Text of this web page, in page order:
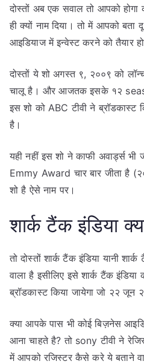
दोस्तों अब एक सवाल तो आपको
ही क्यों नाम दिया। तो में आपको बता
आइडियाज में इन्वेस्ट करने को तैयार
दोस्तों ये शो अगस्त ९, २००९ को
चालू है। और आजतक इसके १२
इस शो को ABC टीवी ने
है।
यही नहीं इस शो ने काफी अवार्ड्स
Emmy Award चार बार जीता है
शो है ऐसे नाम पर।
शार्क टैंक इंडिया
तो दोस्तों शार्क टैंक इंडिया यानी
वाला है इसीलिए इसे शार्क टैंक
ब्रॉडकास्ट किया जायेगा जो २२ जून
क्या आपके पास भी कोई बिज़नेस
आना चाहते है? तो sony टीवी ने
में आपको रजिस्टर कैसे करे ये बताने